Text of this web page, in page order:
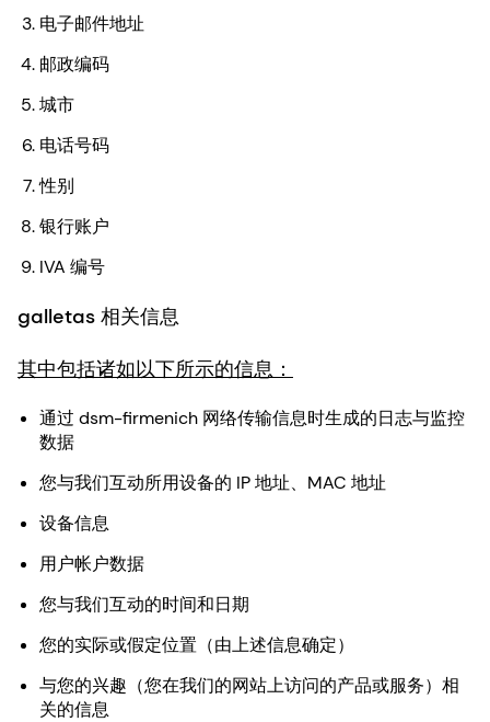
电子邮件地址
邮政编码
城市
电话号码
性别
银行账户
IVA 编号
galletas 相关信息
其中包括诸如以下所示的信息：
通过 dsm-firmenich 网络传输信息时生成的日志与监控
数据
您与我们互动所用设备的 IP 地址、MAC 地址
设备信息
用户帐户数据
您与我们互动的时间和日期
您的实际或假定位置（由上述信息确定）
与您的兴趣（您在我们的网站上访问的产品或服务）相
关的信息